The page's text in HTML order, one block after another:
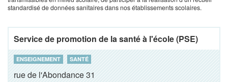
standardisé de données sanitaires dans nos établissements scolaires.
Service de promotion de la santé à l'école (PSE)
ENSEIGNEMENT SANTÉ
rue de l'Abondance 31